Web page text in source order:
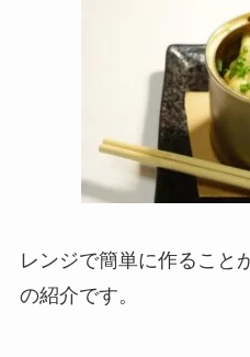
レンジで簡単に作ること
の紹介です。